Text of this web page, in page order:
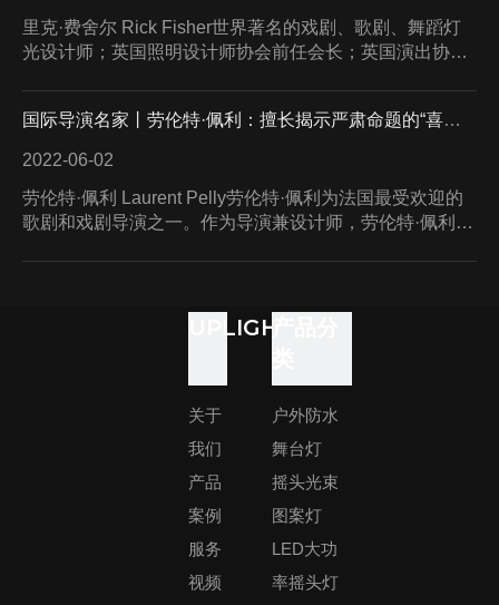
之际，愿普天下所有的妈妈永远健康、美丽、幸福、快
乐。在戏剧舞台上，我们经常会看到各种各样的“母亲”形
批不同于传统剧目中的母亲形象，她们或是身份尊贵的王
里克·费舍尔 Rick Fisher世界著名的戏剧、歌剧、舞蹈灯
光设计师；英国照明设计师协会前任会⻓；英国演出协会
Inspector Calls) ，两次获得奥利弗最佳灯光设计奖。主要
运用自然光布光，力求一种真实、质朴的戏剧氛围。《探
Stephen Daldry舞美设计：Ian MacNeil音响设计：T.
Richard Fitzgerald服装设计：Ian MacNeil音乐：St
国际导演名家丨劳伦特·佩利：擅长揭示严肃命题的“喜剧骗子”
2022-06-02
劳伦特·佩利 Laurent Pelly劳伦特·佩利为法国最受欢迎的
歌剧和戏剧导演之一。作为导演兼设计师，劳伦特·佩利坚
术理念。作品中的每个人物都有着鲜明的特色，常常运用
Barbe bleue《坎迪德》Candide《塞维利亚的理发师》Il
UPLIGHT
关于
我们
产品
案例
服务
视频
产品分
户外防水
舞台灯
摇头光束
图案灯
LED大功
率摇头灯